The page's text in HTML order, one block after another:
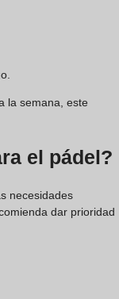
la semana, este
el pádel?
necesidades
dar prioridad